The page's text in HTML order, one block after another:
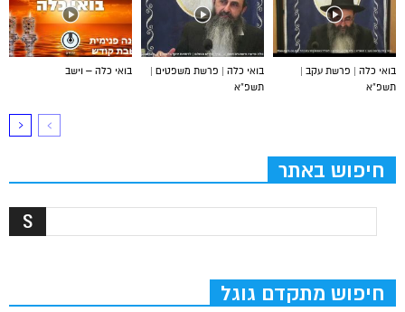
בואי כלה – וישב
בואי כלה | פרשת משפטים |
תשפ”א
בואי כלה | פרשת עקב |
תשפ”א
חיפוש באתר
חיפוש מתקדם גוגל